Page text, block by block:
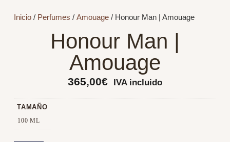
Inicio/ Perfumes / Amouage/ Honour Man | Amouage
Honour Man |
Amouage
365,00€ IVA incluido
TAMAÑO
100 ML